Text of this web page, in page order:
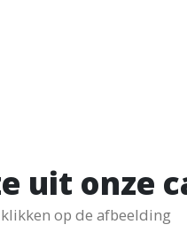
uit onze
op de afbeelding